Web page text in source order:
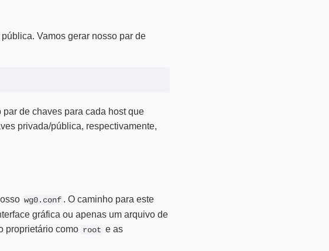
Vamos gerar nosso par de
de chaves para cada host que
privada/pública, respectivamente,
wg0.conf . O caminho para este
gráfica ou apenas um arquivo de
proprietário como root e as